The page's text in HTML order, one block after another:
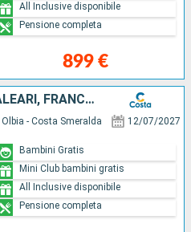
899 €
All Inclusive disponibile
Pensione completa
ITALIA, SPAGNA, ISOLE BALEARI, FRANCIA
Olbia - Costa Smeralda 12/07/2027
Bambini Gratis
Mini Club bambini gratis
All Inclusive disponibile
Pensione completa